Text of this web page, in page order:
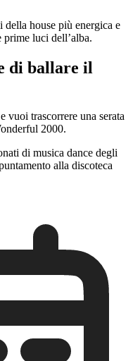
house più energica e
luci dell’alba.
di ballare il
vuoi trascorrere una serata
2000.
di musica dance degli
alla discoteca